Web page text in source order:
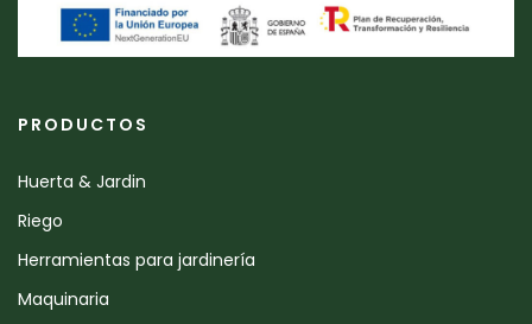
PRODUCTOS
Huerta & Jardin
Riego
Herramientas para jardinería
Maquinaria